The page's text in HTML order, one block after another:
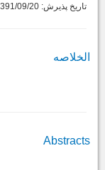
تاریخ پذیرش: 1391/09/20
الخلاصه
Abstracts